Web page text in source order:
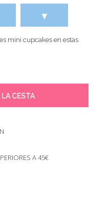
▼
mini cupcakes en estas
CESTA
A 45€